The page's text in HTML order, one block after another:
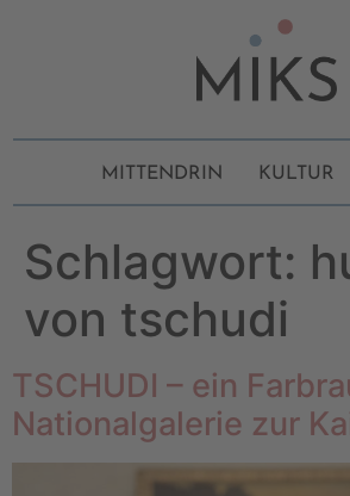
MITTENDRIN KULTUR
Schlagwort:
von tschudi
TSCHUDI – ein
Nationalgalerie zur